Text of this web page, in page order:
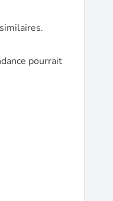
pourrait